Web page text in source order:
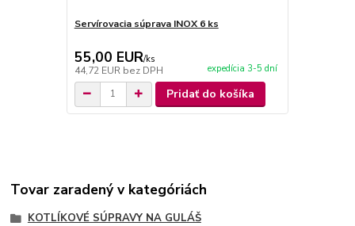
Servírovacia súprava INOX 6 ks
55,00 EUR/ks
44,72 EUR bez DPH expedícia 3-5 dní
Pridať do košíka
Tovar zaradený v kategóriách
KOTLÍKOVÉ SÚPRAVY NA GULÁŠ